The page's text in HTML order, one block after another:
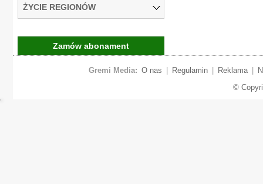
ŻYCIE REGIONÓW
Zamów abonament
Gremi Media: O nas Regulamin Reklama
©